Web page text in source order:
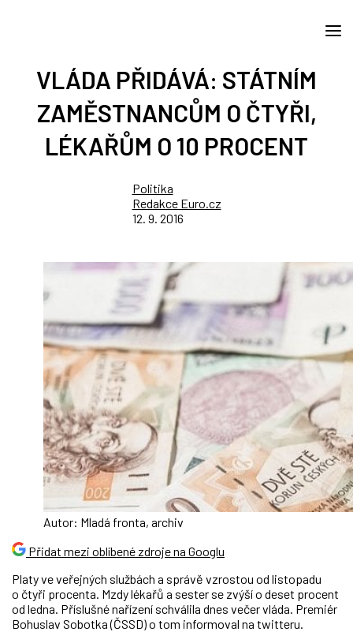
VLÁDA PŘIDÁVÁ: STÁTNÍM
ZAMĚSTNANCŮM O ČTYŘI,
LÉKAŘŮM O 10 PROCENT
Politika
Redakce Euro.cz
12. 9. 2016
Autor: Mladá fronta, archiv
Přidat mezi oblíbené zdroje na Googlu
Platy ve veřejných službách a správě vzrostou od listopadu
o čtyři procenta. Mzdy lékařů a sester se zvýší o deset procent
od ledna. Příslušné nařízení schválila dnes večer vláda. Premiér
Bohuslav Sobotka (ČSSD) o tom informoval na twitteru.